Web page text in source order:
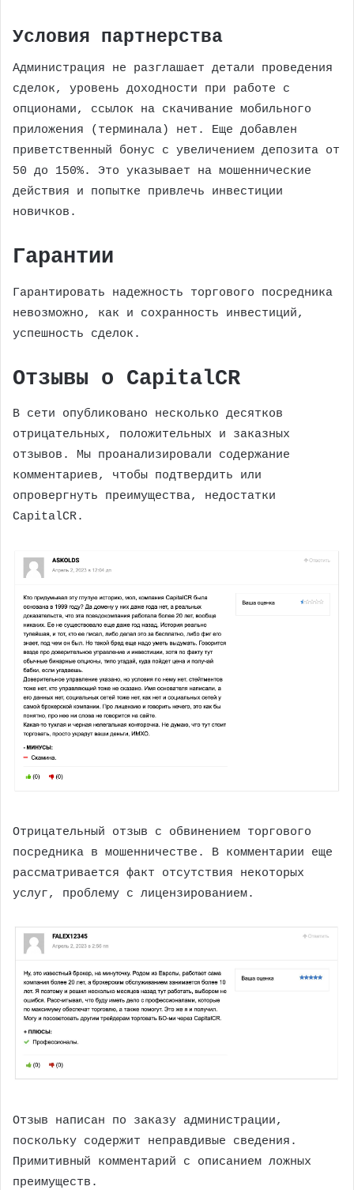
Условия партнерства
Администрация не разглашает детали проведения
сделок, уровень доходности при работе с
опционами, ссылок на скачивание мобильного
приложения (терминала) нет. Еще добавлен
приветственный бонус с увеличением депозита от
50 до 150%. Это указывает на мошеннические
действия и попытке привлечь инвестиции
новичков.
Гарантии
Гарантировать надежность торгового посредника
невозможно, как и сохранность инвестиций,
успешность сделок.
Отзывы о CapitalCR
В сети опубликовано несколько десятков
отрицательных, положительных и заказных
отзывов. Мы проанализировали содержание
комментариев, чтобы подтвердить или
опровергнуть преимущества, недостатки
CapitalCR.
Отрицательный отзыв с обвинением торгового
посредника в мошенничестве. В комментарии еще
рассматривается факт отсутствия некоторых
услуг, проблему с лицензированием.
Отзыв написан по заказу администрации,
поскольку содержит неправдивые сведения.
Примитивный комментарий с описанием ложных
преимуществ.